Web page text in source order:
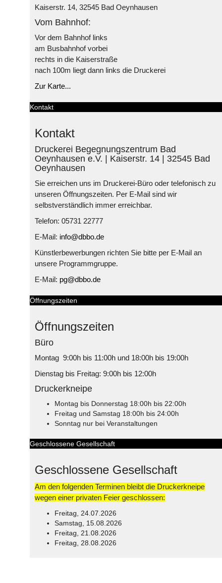
Kaiserstr. 14, 32545 Bad Oeynhausen
Vom Bahnhof:
Vor dem Bahnhof links
am Busbahnhof vorbei
rechts in die Kaiserstraße
nach 100m liegt dann links die Druckerei
Zur Karte...
Kontakt
Kontakt
Druckerei Begegnungszentrum Bad
Oeynhausen e.V. | Kaiserstr. 14 | 32545 Bad
Oeynhausen
Sie erreichen uns im Druckerei-Büro oder telefonisch zu
unseren Öffnungszeiten. Per E-Mail sind wir
selbstverständlich immer erreichbar.
Telefon: 05731 22777
E-Mail: info@dbbo.de
Künstlerbewerbungen richten Sie bitte per E-Mail an
unsere Programmgruppe.
E-Mail: pg@dbbo.de
Öffnungszeiten
Öffnungszeiten
Büro
Montag 9:00h bis 11:00h und 18:00h bis 19:00h
Dienstag bis Freitag: 9:00h bis 12:00h
Druckerkneipe
Montag bis Donnerstag 18:00h bis 22:00h
Freitag und Samstag 18:00h bis 24:00h
Sonntag nur bei Veranstaltungen
Geschlossene Gesellschaft
Geschlossene Gesellschaft
Am den folgenden Terminen bleibt die Druckerkneipe
wegen einer privaten Feier geschlossen:
Freitag, 24.07.2026
Samstag, 15.08.2026
Freitag, 21.08.2026
Freitag, 28.08.2026